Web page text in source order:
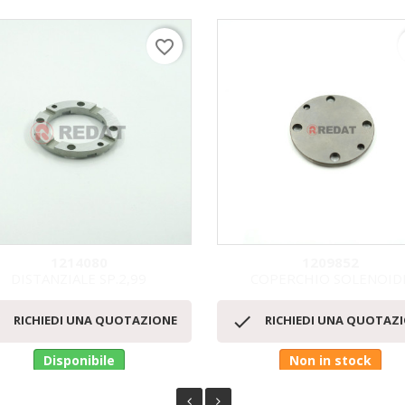
Anteprima
RICHIEDI UNA QUOTAZIONE
Disponibile
favorite_border
Anteprima
 RICHIEDI UNA
Non in stock